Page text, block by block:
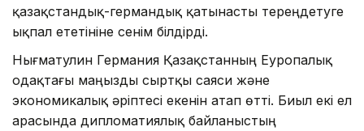
қазақстандық-германдық қатынасты тереңдетуге
ықпал ететініне сенім білдірді.
Нығматулин Германия Қазақстанның Еуропалық
одақтағы маңызды сыртқы саяси және
экономикалық әріптесі екенін атап өтті. Биыл екі ел
арасында дипломатиялық байланыстың